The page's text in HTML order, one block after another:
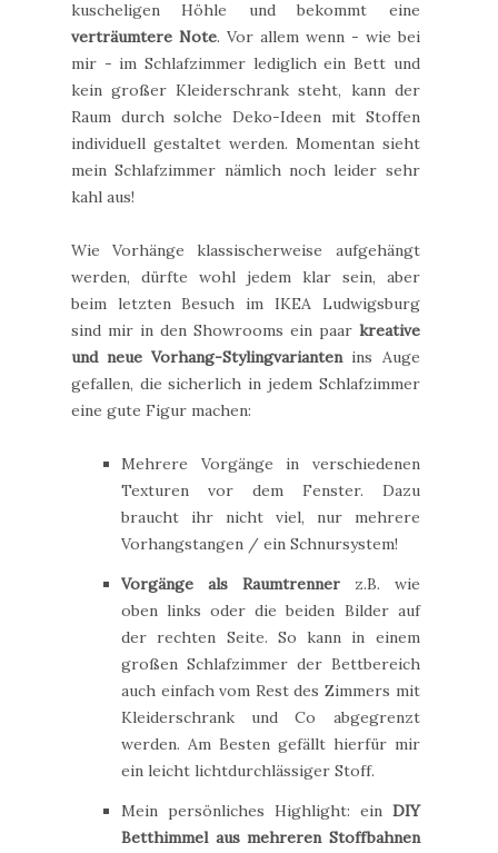
kuscheligen Höhle und bekommt eine
verträumtere Note. Vor allem wenn - wie bei
mir - im Schlafzimmer lediglich ein Bett und
kein großer Kleiderschrank steht, kann der
Raum durch solche Deko-Ideen mit Stoffen
individuell gestaltet werden. Momentan sieht
mein Schlafzimmer nämlich noch leider sehr
kahl aus!
Wie Vorhänge klassischerweise aufgehängt
werden, dürfte wohl jedem klar sein, aber
beim letzten Besuch im IKEA Ludwigsburg
sind mir in den Showrooms ein paar kreative
und neue Vorhang-Stylingvariantenins Auge
gefallen, die sicherlich in jedem Schlafzimmer
eine gute Figur machen:
Mehrere Vorgänge in verschiedenen
Texturen vor dem Fenster. Dazu
braucht ihr nicht viel, nur mehrere
Vorhangstangen / ein Schnursystem!
Vorgänge als Raumtrennerz.B. wie
oben links oder die beiden Bilder auf
der rechten Seite. So kann in einem
großen Schlafzimmer der Bettbereich
auch einfach vom Rest des Zimmers mit
Kleiderschrank und Co abgegrenzt
werden. Am Besten gefällt hierfür mir
ein leicht lichtdurchlässiger Stoff.
Mein persönliches Highlight: ein DIY
Betthimmel aus mehreren Stoffbahnen